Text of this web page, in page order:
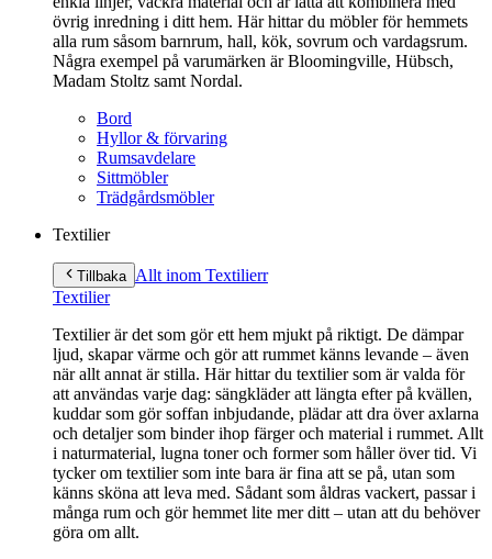
övrig inredning i ditt hem. Här hittar du möbler för hemmets
alla rum såsom barnrum, hall, kök, sovrum och vardagsrum.
Några exempel på varumärken är Bloomingville, Hübsch,
Madam Stoltz samt Nordal.
Bord
Hyllor & förvaring
Rumsavdelare
Sittmöbler
Trädgårdsmöbler
Textilier
Tillbaka Allt inom Textilierr
Textilier
Textilier är det som gör ett hem mjukt på riktigt. De dämpar
ljud, skapar värme och gör att rummet känns levande – även
när allt annat är stilla. Här hittar du textilier som är valda för
att användas varje dag: sängkläder att längta efter på kvällen,
kuddar som gör soffan inbjudande, plädar att dra över axlarna
och detaljer som binder ihop färger och material i rummet. Allt
i naturmaterial, lugna toner och former som håller över tid. Vi
tycker om textilier som inte bara är fina att se på, utan som
känns sköna att leva med. Sådant som åldras vackert, passar i
många rum och gör hemmet lite mer ditt – utan att du behöver
göra om allt.